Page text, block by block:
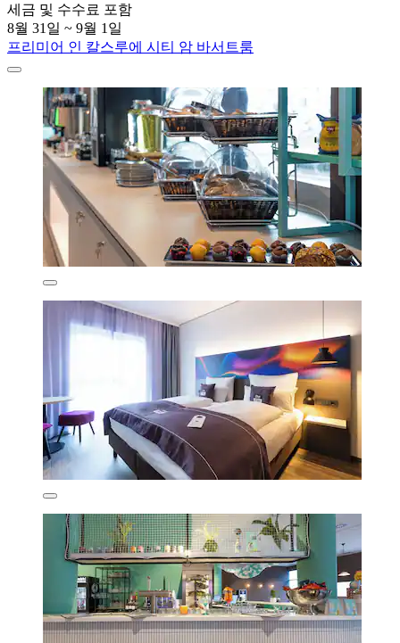
세금 및 수수료 포함
8월 31일 ~ 9월 1일
프리미어 인 칼스루에 시티 암 바서트룸